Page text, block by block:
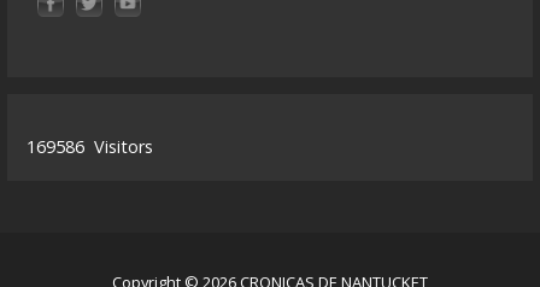
169586 Visitors
Copyright © 2026 CRONICAS DE NANTUCKET